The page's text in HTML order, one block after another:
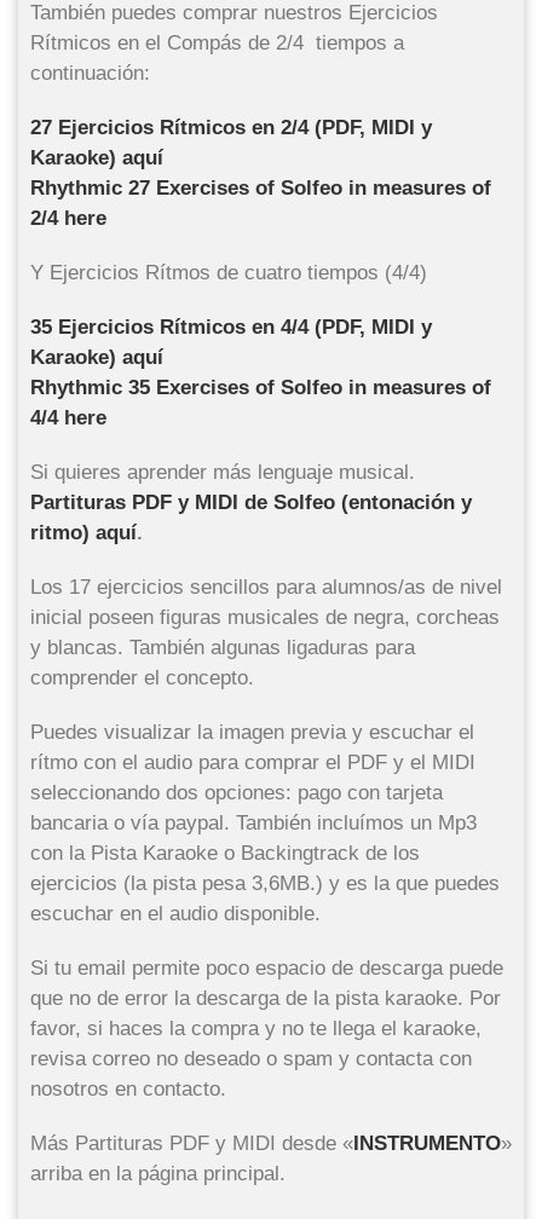
También puedes comprar nuestros Ejercicios
Rítmicos en el Compás de 2/4 tiempos a
continuación:
27 Ejercicios Rítmicos en 2/4 (PDF, MIDI y
Karaoke) aquí
Rhythmic 27 Exercises of Solfeo in measures of
2/4 here
Y Ejercicios Rítmos de cuatro tiempos (4/4)
35 Ejercicios Rítmicos en 4/4 (PDF, MIDI y
Karaoke) aquí
Rhythmic 35 Exercises of Solfeo in measures of
4/4 here
Si quieres aprender más lenguaje musical.
Partituras PDF y MIDI de Solfeo (entonación y
ritmo) aquí.
Los 17 ejercicios sencillos para alumnos/as de nivel
inicial poseen figuras musicales de negra, corcheas
y blancas. También algunas ligaduras para
comprender el concepto.
Puedes visualizar la imagen previa y escuchar el
rítmo con el audio para comprar el PDF y el MIDI
seleccionando dos opciones: pago con tarjeta
bancaria o vía paypal. También incluímos un Mp3
con la Pista Karaoke o Backingtrack de los
ejercicios (la pista pesa 3,6MB.) y es la que puedes
escuchar en el audio disponible.
Si tu email permite poco espacio de descarga puede
que no de error la descarga de la pista karaoke. Por
favor, si haces la compra y no te llega el karaoke,
revisa correo no deseado o spam y contacta con
nosotros en contacto.
Más Partituras PDF y MIDI desde «INSTRUMENTO»
arriba en la página principal.